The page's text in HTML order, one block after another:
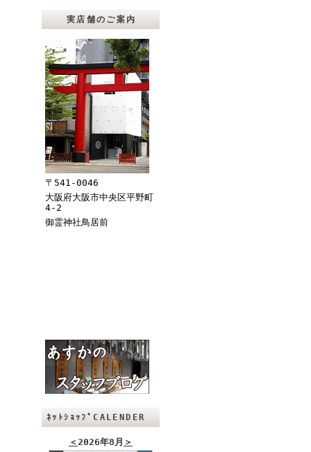
実店舗のご案内
〒541-0046
大阪府大阪市中央区平野町
4-2
御霊神社鳥居前
ﾈｯﾄｼｮｯﾌﾟCALENDER
＜2026年8月 ＞